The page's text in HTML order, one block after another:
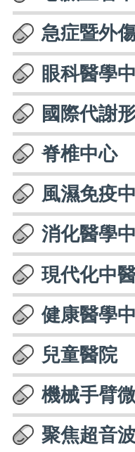
急症暨外
眼科醫學
國際代謝
脊椎中心
風濕免疫
消化醫學
現代化中
健康醫學
兒童醫院
機械手臂
聚焦超音